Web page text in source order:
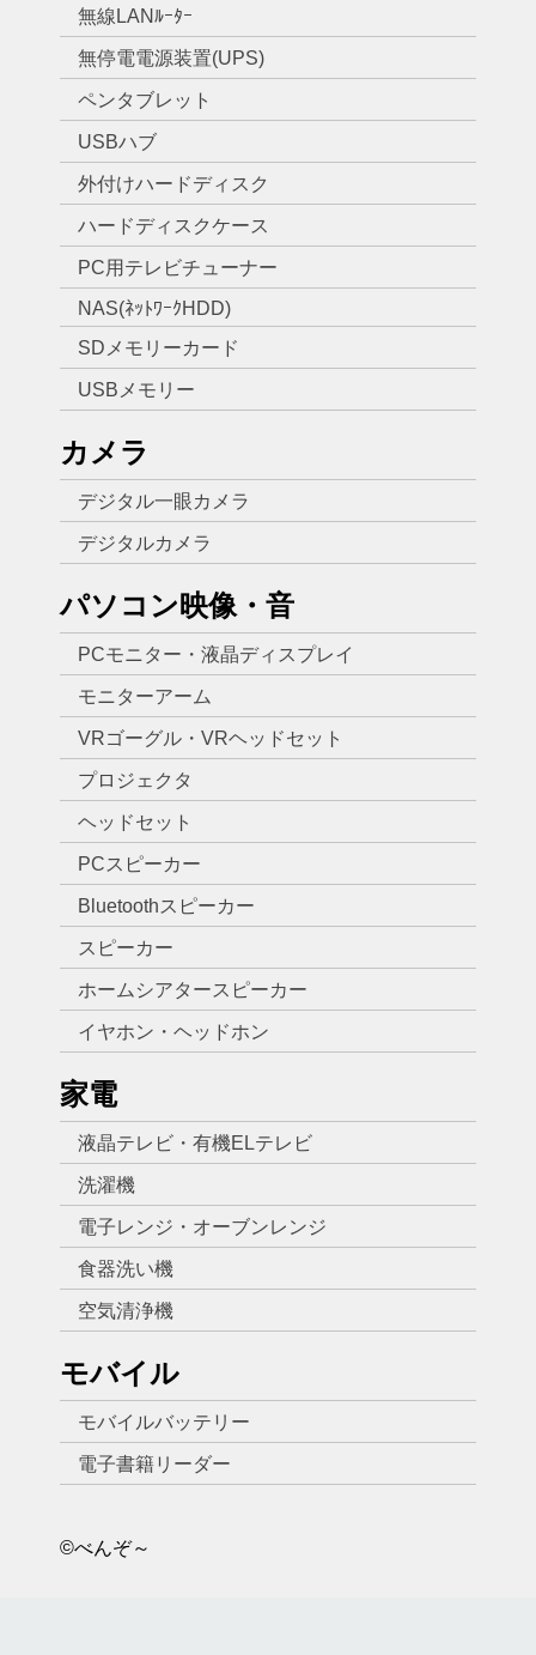
無線LANﾙｰﾀｰ
無停電電源装置(UPS)
ペンタブレット
USBハブ
外付けハードディスク
ハードディスクケース
PC用テレビチューナー
NAS(ﾈｯﾄﾜｰｸHDD)
SDメモリーカード
USBメモリー
カメラ
デジタル一眼カメラ
デジタルカメラ
パソコン映像・音
PCモニター・液晶ディスプレイ
モニターアーム
VRゴーグル・VRヘッドセット
プロジェクタ
ヘッドセット
PCスピーカー
Bluetoothスピーカー
スピーカー
ホームシアタースピーカー
イヤホン・ヘッドホン
家電
液晶テレビ・有機ELテレビ
洗濯機
電子レンジ・オーブンレンジ
食器洗い機
空気清浄機
モバイル
モバイルバッテリー
電子書籍リーダー
©べんぞ～